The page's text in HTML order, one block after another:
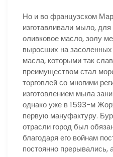
Но и во французском
изготавливали мыло,
оливковое масло, золу
выросших на
масла, которыми так
преимуществом стал
торговлей со многими
изготовлением мыла
однако уже в 1593-м
первую мануфактуру.
отрасли город был
благодаря его войнам
постоянно прерывались,